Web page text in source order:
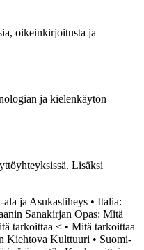
oikeinkirjoitusta ja
ja kielenkäytön
Lisäksi
ja Asukastiheys • Italia:
Sanakirjan Opas: Mitä
tarkoittaa < • Mitä tarkoittaa
Kiehtova Kulttuuri • Suomi-